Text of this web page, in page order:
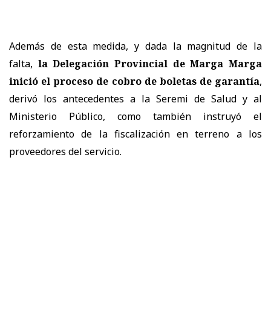
Además de esta medida, y dada la magnitud de la
falta, la Delegación Provincial de Marga Marga
inició el proceso de cobro de boletas de garantía,
derivó los antecedentes a la Seremi de Salud y al
Ministerio Público, como también instruyó el
reforzamiento de la fiscalización en terreno a los
proveedores del servicio.